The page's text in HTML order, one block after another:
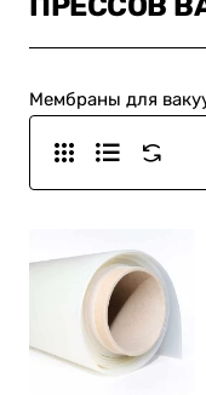
Мембраны для